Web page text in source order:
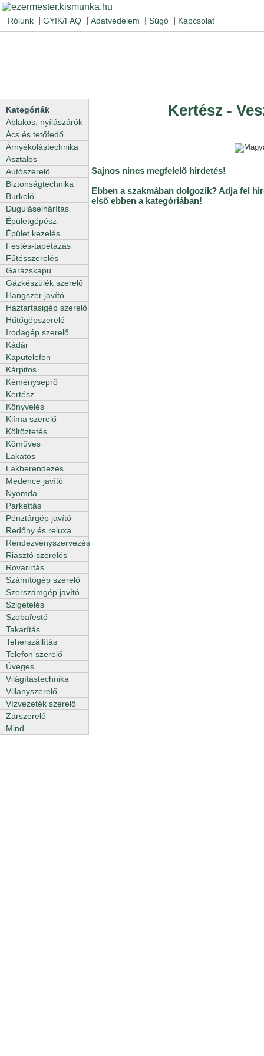
Rólunk GYIK/FAQ Adatvédelem Súgó Kapcsolat
Kategóriák
Ablakos, nyílászárók
Ács és tetőfedő
Árnyékolástechnika
Asztalos
Autószerelő
Biztonságtechnika
Burkoló
Duguláselhárítás
Épületgépész
Épület kezelés
Festés-tapétázás
Fűtésszerelés
Garázskapu
Gázkészülék szerelő
Hangszer javító
Háztartásigép szerelő
Hűtőgépszerelő
Irodagép szerelő
Kádár
Kaputelefon
Kárpitos
Kéményseprő
Kertész
Könyvelés
Klíma szerelő
Költöztetés
Kőműves
Lakatos
Lakberendezés
Medence javító
Nyomda
Parkettás
Pénztárgép javító
Redőny és reluxa
Rendezvényszervezés
Riasztó szerelés
Rovarirtás
Számítógép szerelő
Szerszámgép javító
Szigetelés
Szobafestő
Takarítás
Teherszállítás
Telefon szerelő
Üveges
Világítástechnika
Villanyszerelő
Vízvezeték szerelő
Zárszerelő
Mind
Kertész -
Sajnos nincs megfelelő hirdetés!
Ebben a szakmában dolgozik? Adja fel
első ebben a kategóriában!